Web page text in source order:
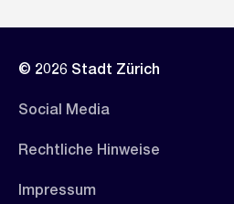
© 2026 Stadt Zürich
Social Media
Rechtliche Hinweise
Impressum